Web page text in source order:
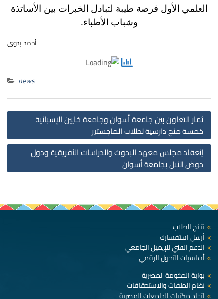
العلمي الأول فرصة طيبة لتبادل الخبرات بين الأساتذة
وشباب الأطباء.
أحمد بدوى
news
ثمار التعاون بين جامعة أسوان وجامعة خايين الإسبانية
خمسة منح دارسية لطلاب الماجستير
اِنعقاد مجلس معهد البحوث والدراسات الأفريقية ودول
حوض النيل بجامعة أسوان
نتائج الطلاب
أرسل استفسارك
الدعم الفني للإيميل الجامعي
أساسيات التحول الرقمي
بوابة الحكومة المصرية
نظام الملفات والاستحقاقات
اتحاد مكتبات الجامعات المصرية